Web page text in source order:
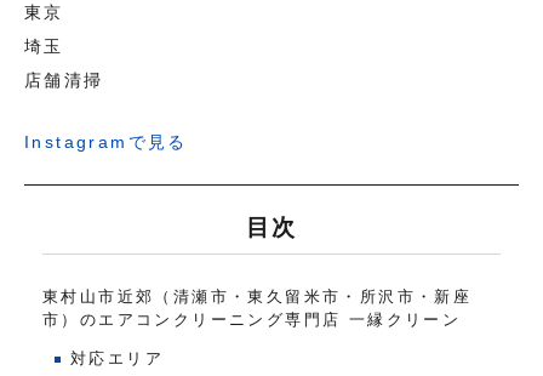
東京
埼玉
店舗清掃
Instagramで見る
目次
東村山市近郊（清瀬市・東久留米市・所沢市・新座
市）のエアコンクリーニング専門店 一縁クリーン
対応エリア